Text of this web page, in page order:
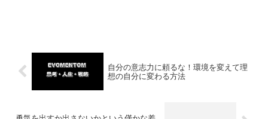
自分の意志力に頼るな！環境を変えて理
想の自分に変わる方法